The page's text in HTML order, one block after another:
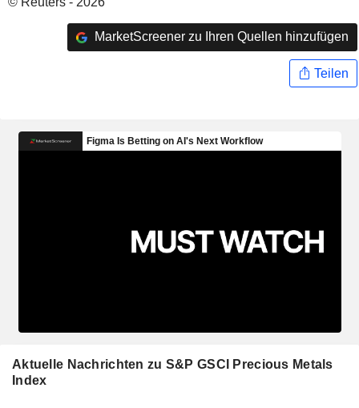
MarketScreener zu Ihren Quellen hinzufügen
Teilen
Aktuelle Nachrichten zu S&P GSCI Precious Metals
Index